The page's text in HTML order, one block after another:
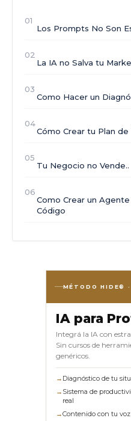
01
Los Prompts No Son
02
La IA no Salva tu
03
Como Hacer un
04
Cómo Crear tu Plan
05
Tu Negocio no Vende..
06
Como Crear un
Código
MÉTODO HIDE®
IA para
Integrá la IA con
Sin cursos de
genéricos.
→ Diagnóstico de tu
→ Sistema de
real
→Contenido con tu voz